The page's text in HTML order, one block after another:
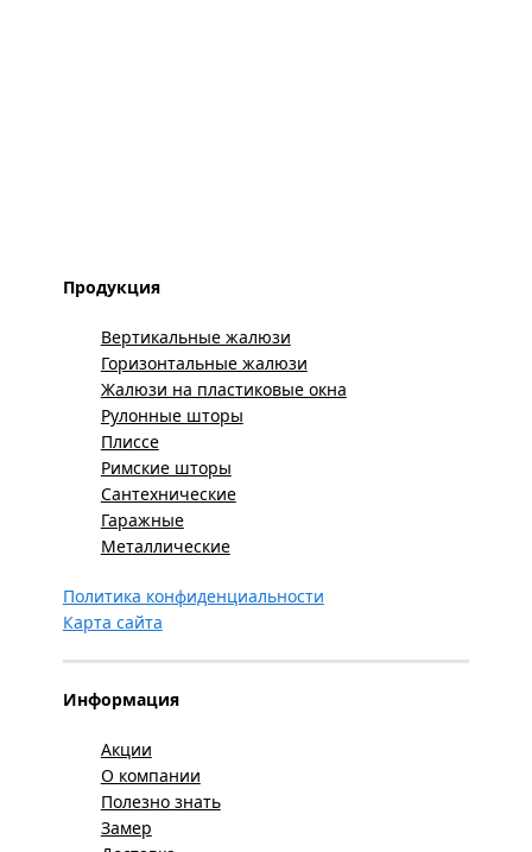
Продукция
Вертикальные жалюзи
Горизонтальные жалюзи
Жалюзи на пластиковые окна
Рулонные шторы
Плиссе
Римские шторы
Сантехнические
Гаражные
Металлические
Политика конфиденциальности
Карта сайта
Информация
Акции
О компании
Полезно знать
Замер